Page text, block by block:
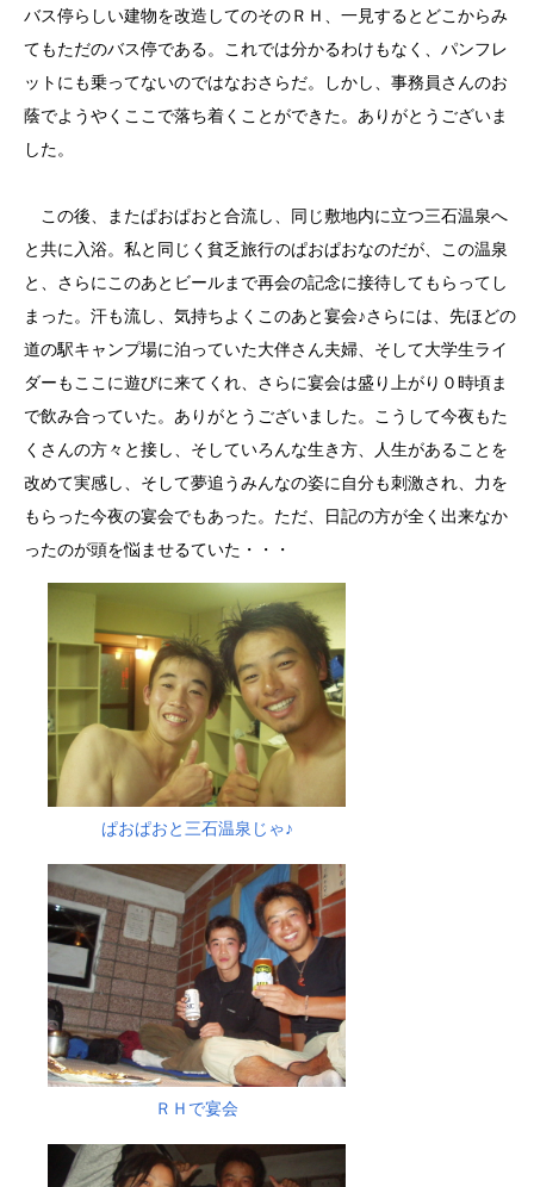
バス停らしい建物を改造してのそのＲＨ、一見するとどこからみ
てもただのバス停である。これでは分かるわけもなく、パンフレ
ットにも乗ってないのではなおさらだ。しかし、事務員さんのお
蔭でようやくここで落ち着くことができた。ありがとうございま
した。
この後、またぱおぱおと合流し、同じ敷地内に立つ三石温泉へ
と共に入浴。私と同じく貧乏旅行のぱおぱおなのだが、この温泉
と、さらにこのあとビールまで再会の記念に接待してもらってし
まった。汗も流し、気持ちよくこのあと宴会♪さらには、先ほどの
道の駅キャンプ場に泊っていた大伴さん夫婦、そして大学生ライ
ダーもここに遊びに来てくれ、さらに宴会は盛り上がり０時頃ま
で飲み合っていた。ありがとうございました。こうして今夜もた
くさんの方々と接し、そしていろんな生き方、人生があることを
改めて実感し、そして夢追うみんなの姿に自分も刺激され、力を
もらった今夜の宴会でもあった。ただ、日記の方が全く出来なか
ったのが頭を悩ませるていた・・・
ぱおぱおと三石温泉じゃ♪
ＲＨで宴会